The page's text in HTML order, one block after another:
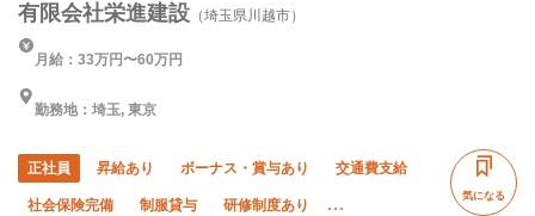
有限会社栄進建設 （埼玉県川越市）
月給：33万円〜60万円
勤務地：埼玉, 東京
正社員 昇給あり ボーナス・賞与あり 交通費支給
社会保険完備 制服貸与 研修制度あり
気になる